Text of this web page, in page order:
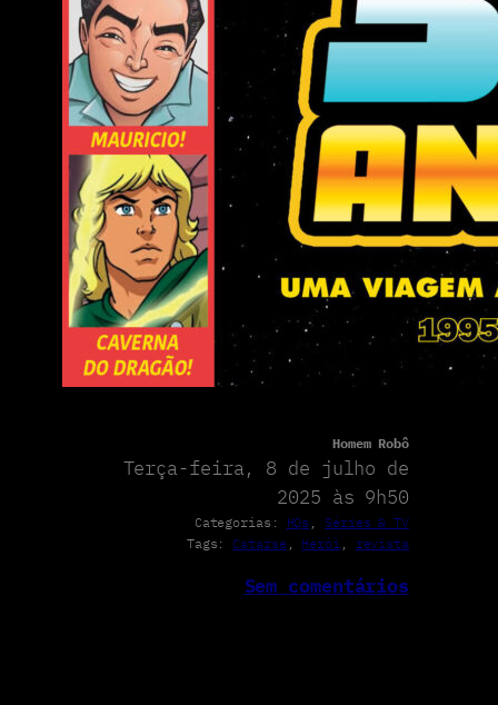
Homem Robô
Terça-feira, 8 de julho de
2025 às 9h50
Categorias: HQs
Séries & TV
Tags: Catarse, Herói revista
Sem comentários